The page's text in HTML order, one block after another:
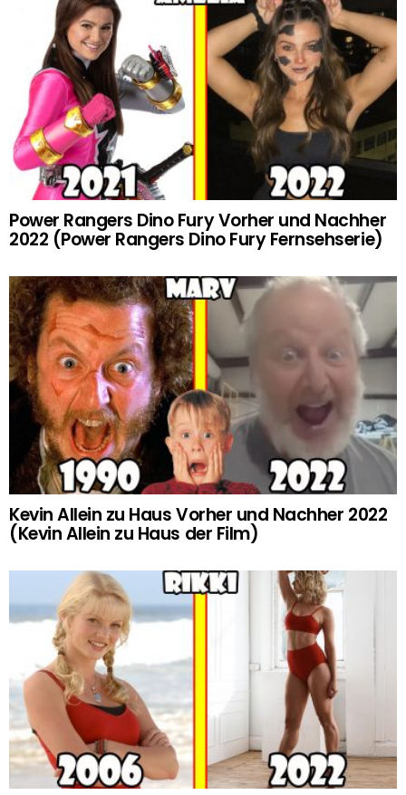
Power Rangers Dino Fury Vorher und Nachher
2022 (Power Rangers Dino Fury Fernsehserie)
Kevin Allein zu Haus Vorher und Nachher 2022
(Kevin Allein zu Haus der Film)